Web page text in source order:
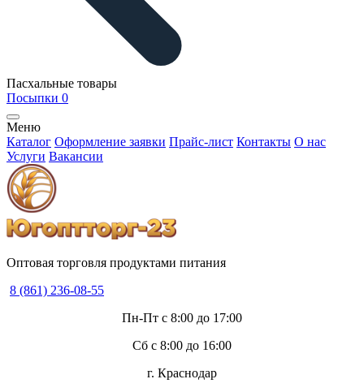
Пасхальные товары
Посыпки 0
Меню
Каталог Оформление заявки Прайс-лист Контакты О нас
Услуги Вакансии
Оптовая торговля продуктами питания
8 (861) 236-08-55
Пн-Пт с 8:00 до 17:00
Сб с 8:00 до 16:00
г. Краснодар